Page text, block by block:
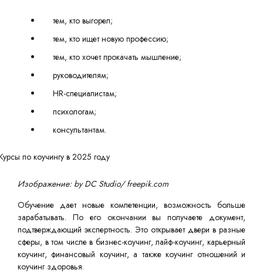
тем, кто выгорел;
тем, кто ищет новую профессию;
тем, кто хочет прокачать мышление;
руководителям;
HR-специалистам;
психологам;
консультантам.
Изображение: by DC Studio/ freepik.com
Обучение дает новые компетенции, возможность больше
зарабатывать. По его окончании вы получаете документ,
подтверждающий экспертность. Это открывает двери в разные
сферы, в том числе в бизнес-коучинг, лайф-коучинг, карьерный
коучинг, финансовый коучинг, а также коучинг отношений и
коучинг здоровья.